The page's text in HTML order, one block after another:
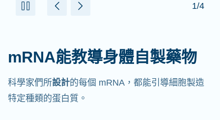
2/4
mRNA能教導身體自製藥物
科學家們所設計的每個 mRNA，都能引導細胞製造
特定種類的蛋白質。